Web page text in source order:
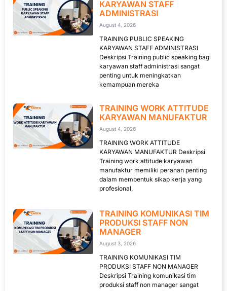
KARYAWAN STAFF
ADMINISTRASI
August 4, 2026
TRAINING PUBLIC SPEAKING
KARYAWAN STAFF ADMINISTRASI
Deskripsi Training public speaking bagi
karyawan staff administrasi sangat
penting untuk meningkatkan
kemampuan mereka
TRAINING WORK ATTITUDE
KARYAWAN MANUFAKTUR
August 4, 2026
TRAINING WORK ATTITUDE
KARYAWAN MANUFAKTUR Deskripsi
Training work attitude karyawan
manufaktur memiliki peranan penting
dalam membentuk sikap kerja yang
profesional,
TRAINING KOMUNIKASI TIM
PRODUKSI STAFF NON
MANAGER
August 3, 2026
TRAINING KOMUNIKASI TIM
PRODUKSI STAFF NON MANAGER
Deskripsi Training komunikasi tim
produksi staff non manager sangat